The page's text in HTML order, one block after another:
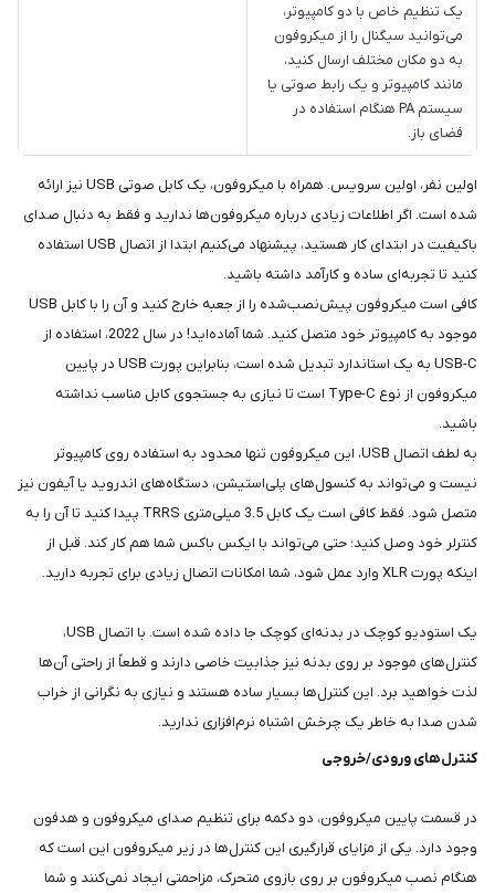
یک تنظیم خاص با دو کامپیوتر،
می‌توانید سیگنال را از میکروفون
به دو مکان مختلف ارسال کنید،
مانند کامپیوتر و یک رابط صوتی یا
سیستم PA هنگام استفاده در
فضای باز.
اولین نفر، اولین سرویس. همراه با میکروفون، یک کابل صوتی USB نیز ارائه
شده است. اگر اطلاعات زیادی درباره میکروفون‌ها ندارید و فقط به دنبال صدای
باکیفیت در ابتدای کار هستید، پیشنهاد می‌کنیم ابتدا از اتصال USB استفاده
کنید تا تجربه‌ای ساده و کارآمد داشته باشید.
کافی است میکروفون پیش‌نصب‌شده را از جعبه خارج کنید و آن را با کابل USB
موجود به کامپیوتر خود متصل کنید. شما آماده‌اید! در سال 2022، استفاده از
USB-C به یک استاندارد تبدیل شده است، بنابراین پورت USB در پایین
میکروفون از نوع Type-C است تا نیازی به جستجوی کابل مناسب نداشته
باشید.
به لطف اتصال USB، این میکروفون تنها محدود به استفاده روی کامپیوتر
نیست و می‌تواند به کنسول‌های پلی‌استیشن، دستگاه‌های اندروید یا آیفون نیز
متصل شود. فقط کافی است یک کابل 3.5 میلی‌متری TRRS پیدا کنید تا آن را به
کنترلر خود وصل کنید؛ حتی می‌تواند با ایکس باکس شما هم کار کند. قبل از
اینکه پورت XLR وارد عمل شود، شما امکانات اتصال زیادی برای تجربه دارید.
یک استودیو کوچک در بدنه‌ای کوچک جا داده شده است. با اتصال USB،
کنترل‌های موجود بر روی بدنه نیز جذابیت خاصی دارند و قطعاً از راحتی آن‌ها
لذت خواهید برد. این کنترل‌ها بسیار ساده هستند و نیازی به نگرانی از خراب
شدن صدا به خاطر یک چرخش اشتباه نرم‌افزاری ندارید.
کنترل‌های ورودی/خروجی
در قسمت پایین میکروفون، دو دکمه برای تنظیم صدای میکروفون و هدفون
وجود دارد. یکی از مزایای قرارگیری این کنترل‌ها در زیر میکروفون این است که
هنگام نصب میکروفون بر روی بازوی متحرک، مزاحمتی ایجاد نمی‌کنند و شما